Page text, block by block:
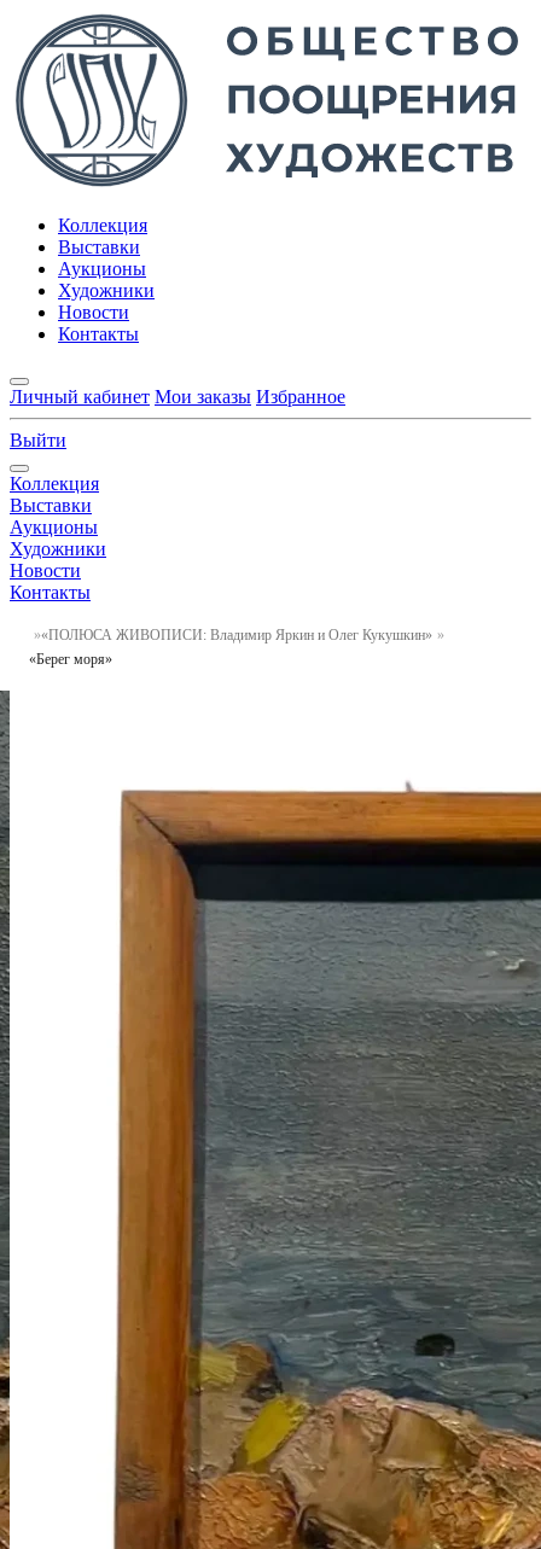
Коллекция
Выставки
Аукционы
Художники
Новости
Контакты
Личный кабинет Мои заказы Избранное
Выйти
Коллекция
Выставки
Аукционы
Художники
Новости
Контакты
«ПОЛЮСА ЖИВОПИСИ: Владимир Яркин и Олег Кукушкин»
«Берег моря»